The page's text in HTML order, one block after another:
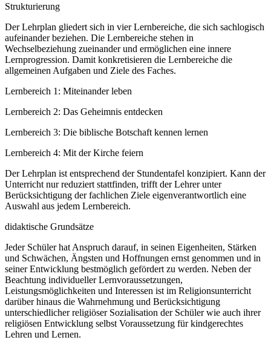
Strukturierung
Der Lehrplan gliedert sich in vier Lernbereiche, die sich sachlogisch
aufeinander beziehen. Die Lernbereiche stehen in
Wechselbeziehung zueinander und ermöglichen eine innere
Lernprogression. Damit konkretisieren die Lernbereiche die
allgemeinen Aufgaben und Ziele des Faches.
Lernbereich 1: Miteinander leben
Lernbereich 2: Das Geheimnis entdecken
Lernbereich 3: Die biblische Botschaft kennen lernen
Lernbereich 4: Mit der Kirche feiern
Der Lehrplan ist entsprechend der Stundentafel konzipiert. Kann der
Unterricht nur reduziert stattfinden, trifft der Lehrer unter
Berücksichtigung der fachlichen Ziele eigenverantwortlich eine
Auswahl aus jedem Lernbereich.
didaktische Grundsätze
Jeder Schüler hat Anspruch darauf, in seinen Eigenheiten, Stärken
und Schwächen, Ängsten und Hoffnungen ernst genommen und in
seiner Entwicklung bestmöglich gefördert zu werden. Neben der
Beachtung individueller Lernvoraussetzungen,
Leistungsmöglichkeiten und Interessen ist im Religionsunterricht
darüber hinaus die Wahrnehmung und Berücksichtigung
unterschiedlicher religiöser Sozialisation der Schüler wie auch ihrer
religiösen Entwicklung selbst Voraussetzung für kindgerechtes
Lehren und Lernen.